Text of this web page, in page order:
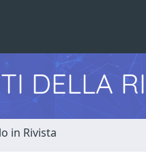
DELLA
in Rivista